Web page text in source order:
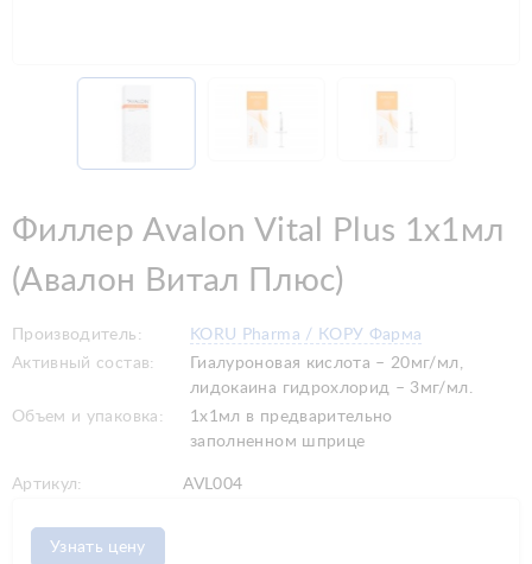
Филлер Avalon Vital Plus 1x1мл
(Авалон Витал Плюс)
Производитель:
KORU Pharma / КОРУ Фарма
Активный состав:
Гиалуроновая кислота – 20мг/мл,
лидокаина гидрохлорид – 3мг/мл.
Объем и упаковка:
1x1мл в предварительно
заполненном шприце
Артикул: AVL004
Узнать цену